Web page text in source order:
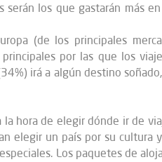
serán los que gastarán más
(de los principales
por las que los
irá a algún destino
hora de elegir dónde ir de
elegir un país por su cultura
Los paquetes de